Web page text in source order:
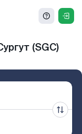
(SGC)